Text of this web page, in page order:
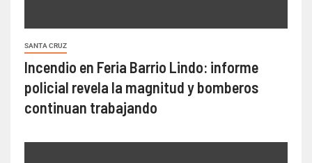
SANTA CRUZ
Incendio en Feria Barrio Lindo: informe
policial revela la magnitud y bomberos
continuan trabajando